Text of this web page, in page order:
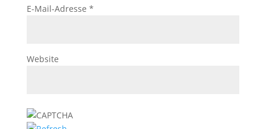
E-Mail-Adresse *
Website